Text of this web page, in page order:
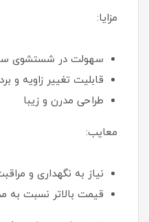
مزایا:
سهولت در شستشوی
قابلیت تغییر زاویه و
طراحی مدرن و زیبا
معایب:
نیاز به نگهداری و
قیمت بالاتر نسبت به